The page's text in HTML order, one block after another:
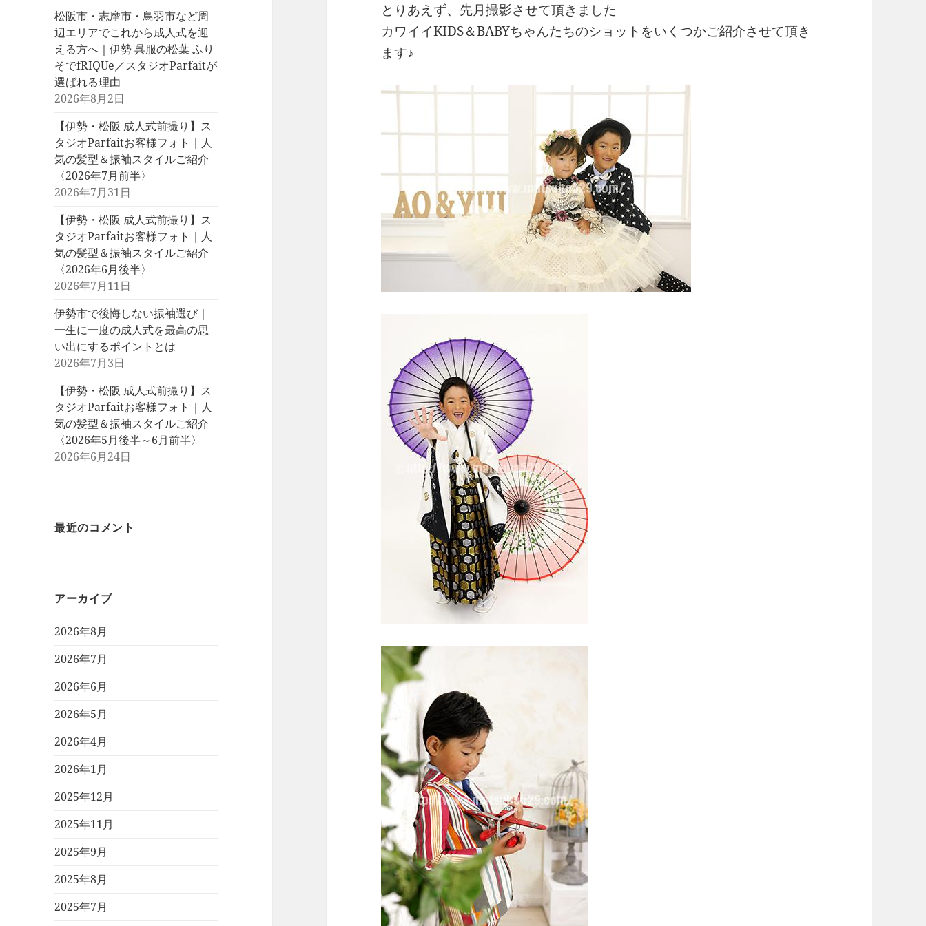
松阪市・志摩市・鳥羽市など周
辺エリアでこれから成人式を迎
える方へ｜伊勢 呉服の松葉 ふり
そでfRIQUe／スタジオParfaitが
選ばれる理由
2026年8月2日
【伊勢・松阪 成人式前撮り】ス
タジオParfaitお客様フォト｜人
気の髪型＆振袖スタイルご紹介
〈2026年7月前半〉
2026年7月31日
【伊勢・松阪 成人式前撮り】ス
タジオParfaitお客様フォト｜人
気の髪型＆振袖スタイルご紹介
〈2026年6月後半〉
2026年7月11日
伊勢市で後悔しない振袖選び｜
一生に一度の成人式を最高の思
い出にするポイントとは
2026年7月3日
【伊勢・松阪 成人式前撮り】ス
タジオParfaitお客様フォト｜人
気の髪型＆振袖スタイルご紹介
〈2026年5月後半～6月前半〉
2026年6月24日
最近のコメント
アーカイブ
2026年8月
2026年7月
2026年6月
2026年5月
2026年4月
2026年1月
2025年12月
2025年11月
2025年9月
2025年8月
2025年7月
とりあえず、先月撮影させて頂きました
カワイイKIDS＆BABYちゃんたちのショットをいくつかご紹介させて頂き
ます♪